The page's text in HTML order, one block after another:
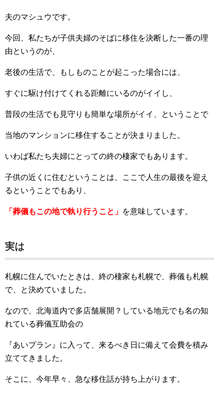
夫のマシュウです。
今回、私たちが子供夫婦のそばに移住を決断した一番の理
由というのが、
老後の生活で、もしものことが起こった場合には、
すぐに駆け付けてくれる距離にいるのがイイし、
普段の生活でも見守りも簡単な場所がイイ、ということで
当地のマンションに移住することが決まりました。
いわば私たち夫婦にとっての終の棲家でもあります。
子供の近くに住むということは、ここで人生の最後を迎え
るということでもあり、
「葬儀もこの地で執り行うこと」 を意味しています。
実は
札幌に住んでいたときは、終の棲家も札幌で、葬儀も札幌
で、と決めていました。
なので、北海道内で多店舗展開？している地元でも名の知
れている葬儀互助会の
『あいプラン』に入って、来るべき日に備えて会費を積み
立ててきました。
そこに、今年早々、急な移住話が持ち上がります。